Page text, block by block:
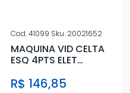
Cod.41099 Sku. 20021652
MAQUINA VID CELTA
ESQ 4PTS ELET
R$ 146,85